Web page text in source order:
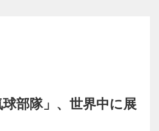
部隊」、世界中に展